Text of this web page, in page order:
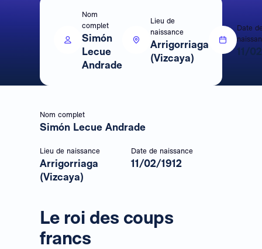
Nom
complet
Simón
Lecue
Andrade
Lieu de
naissance
Arrigorriaga
(Vizcaya)
Date
11/
Nom complet
Simón Lecue Andrade
Lieu de naissance
Arrigorriaga
(Vizcaya)
Date de naissance
11/02/1912
Le roi des coups
francs